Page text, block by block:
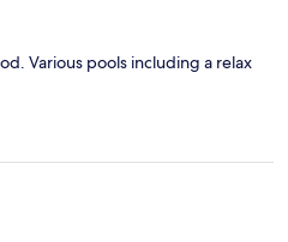
Various pools including a relax